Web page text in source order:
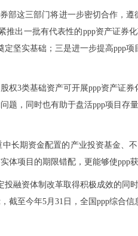
部这三部门将进一步密切合作，遵
出一批有代表性的ppp资产证券
坚实基础；三是进一步提高ppp项
权3类基础资产可开展ppp资产证券
题，同时也有助于盘活ppp项目存
长期资金配置的产业投资基金、
项目的期限错配，更能够使ppp
投融资体制改革取得积极成效的同
截至今年5月31日，全国ppp综合信